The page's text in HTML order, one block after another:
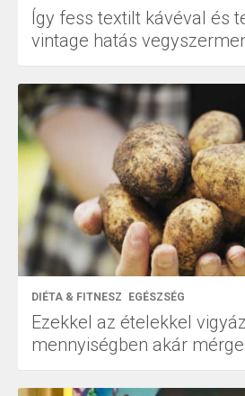
Így fess textilt kávéval és
vintage hatás
DIÉTA & FITNESZ EGÉSZSÉG
Ezekkel az ételekkel
mennyiségben akár